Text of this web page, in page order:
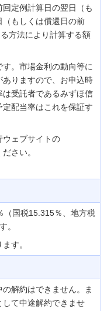
定例計算日の翌日（も
（もしくは償還日の前
方法により計算する額
。市場金利の動向等に
りますので、お申込時
受託者であるみずほ信
配当率はこれを保証す
ウェブサイトの
さい。
（国税15.315％、地方税
。
す。
解約はできません。ま
て中途解約できませ